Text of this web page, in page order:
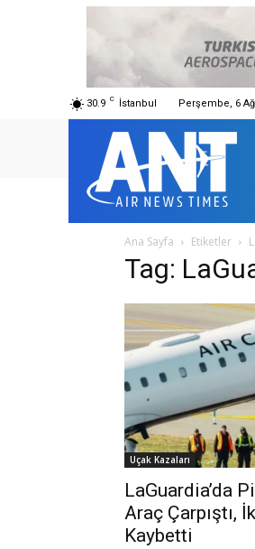
30.9 C İstanbul Perşembe, 6
Ana Sayfa Etiketler
Tag:
Uçak Kazaları
LaGuardia’da
Araç Çarpıştı,
Kaybetti